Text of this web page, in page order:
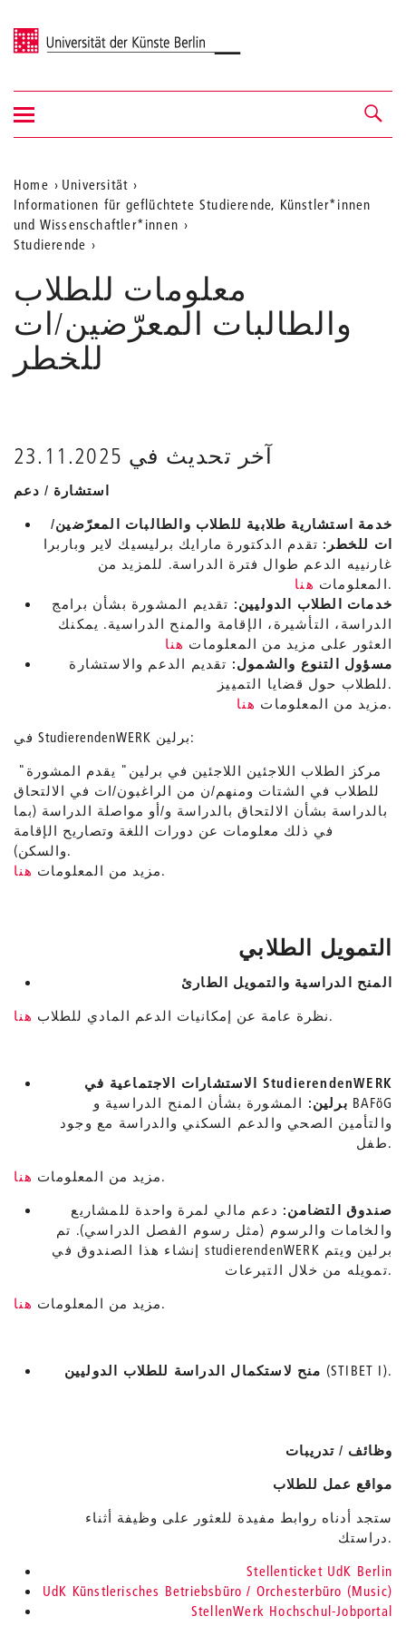
Universität der Künste Berlin
Navigation &
Suche
Navigation
ein-/ausblenden
Aktuelle
Position
auf
Webseite
Home
Universität
Informationen für geflüchtete Studierende, Künstler*innen
und Wissenschaftler*innen
Studierende
معلومات للطلاب
والطالبات المعرّضين/ات
للخطر
آخر تحديث في 23.11.2025
استشارة / دعم
خدمة استشارية طلابية للطلاب والطالبات المعرّضين/
ات للخطر: تقدم الدكتورة مارايك برليسيك لاير وباربرا
غارنييه الدعم طوال فترة الدراسة. للمزيد من
المعلومات هنا
.
خدمات الطلاب الدوليين: تقديم المشورة بشأن برامج
الدراسة، التأشيرة، الإقامة والمنح الدراسية. يمكنك
العثور على مزيد من المعلومات هنا
مسؤول التنوع والشمول: تقديم الدعم والاستشارة
للطلاب حول قضايا التمييز.
مزيد من المعلومات هنا
.
في StudierendenWERK برلين:
"مركز الطلاب اللاجئين اللاجئين في برلين" يقدم المشورة
للطلاب في الشتات ومنهم/ن من الراغبون/ات في الالتحاق
بالدراسة بشأن الالتحاق بالدراسة و/أو مواصلة الدراسة (بما
في ذلك معلومات عن دورات اللغة وتصاريح الإقامة
والسكن).
مزيد من المعلومات هنا .
التمويل الطلابي
المنح الدراسية والتمويل الطارئ
نظرة عامة عن إمكانيات الدعم المادي للطلاب هنا .
StudierendenWERK
برلين: المشورة بشأن المنح الدراسية و BAFöG
والتأمين الصحي والدعم السكني والدراسة مع وجود
طفل.
مزيد من المعلومات هنا
.
صندوق التضامن: دعم مالي لمرة واحدة للمشاريع
والخامات والرسوم (مثل رسوم الفصل الدراسي). تم
إنشاء هذا الصندوق في studierendenWERK برلين ويتم
تمويله من خلال التبرعات.
مزيد من المعلومات هنا .
منح لاستكمال الدراسة للطلاب الدوليين (STIBET I).
وظائف / تدريبات
مواقع عمل للطلاب
ستجد أدناه روابط مفيدة للعثور على وظيفة أثناء
دراستك.
Stellenticket UdK Berlin
UdK Künstlerisches Betriebsbüro / Orchesterbüro (Music)
StellenWerk Hochschul-Jobportal